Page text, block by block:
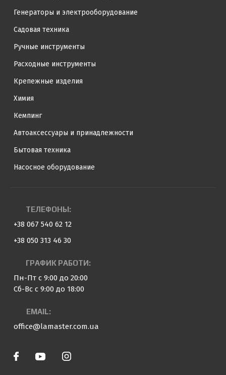
Генераторы и электрооборудование
Садовая техника
Ручные инструменты
Расходные инструменты
Крепежные изделия
Химия
Кемпинг
Автоаксессуары и принадлежности
Бытовая техника
Насосное оборудование
ТЕЛЕФОНЫ:
+38 067 540 62 12
+38 050 313 46 30
ГРАФИК РАБОТИ:
Пн-Пт с 9:00 до 20:00
Сб-Вс с 9:00 до 18:00
EMAIL:
office@lamaster.com.ua